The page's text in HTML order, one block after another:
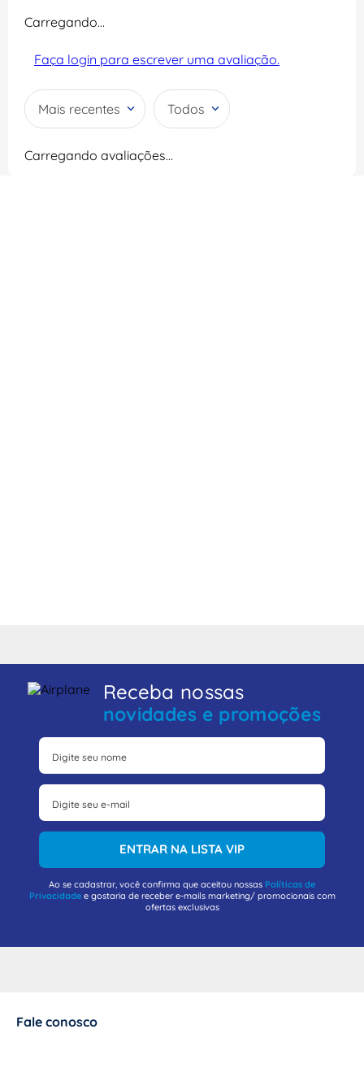
Carregando…
Faça login para escrever uma avaliação.
Mais recentes Todos
Carregando avaliações…
Receba nossas
novidades e promoções
ENTRAR NA LISTA VIP
Ao se cadastrar, você confirma que aceitou nossas Políticas de
Privacidadee gostaria de receber e-mails marketing/ promocionais com
ofertas exclusivas
Fale conosco